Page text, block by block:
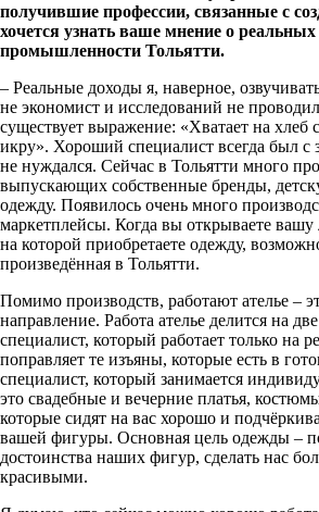
получившие профессии, связанные с
хочется узнать ваше мнение о реальных
промышленности Тольятти.
– Реальные доходы я, наверное,
не экономист и исследований не
существует выражение: «Хватает на хлеб
икру». Хороший специалист всегда был с
не нуждался. Сейчас в Тольятти много
выпускающих собственные бренды,
одежду. Появилось очень много
маркетплейсы. Когда вы открываете
на которой приобретаете одежду,
произведённая в Тольятти.
Помимо производств, работают ателье –
направление. Работа ателье делится на
специалист, который работает только на
поправляет те изъяны, которые есть в
специалист, который занимается
это свадебные и вечерние платья,
которые сидят на вас хорошо и
вашей фигуры. Основная цель одежды –
достоинства наших фигур, сделать нас
красивыми.